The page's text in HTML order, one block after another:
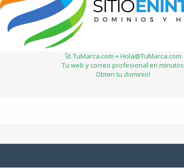
🚀 TuMarca.com + Hola@TuMarca.com
Tu web y correo profesional en minutos
Obten tu dominio!